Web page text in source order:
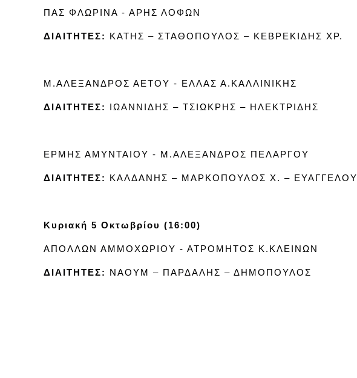
ΠΑΣ ΦΛΩΡΙΝΑ - ΑΡΗΣ ΛΟΦΩΝ
ΔΙΑΙΤΗΤΕΣ: ΚΑΤΗΣ – ΣΤΑΘΟΠΟΥΛΟΣ – ΚΕΒΡΕΚΙΔΗΣ ΧΡ.
Μ.ΑΛΕΞΑΝΔΡΟΣ ΑΕΤΟΥ - ΕΛΛΑΣ Α.ΚΑΛΛΙΝΙΚΗΣ
ΔΙΑΙΤΗΤΕΣ: ΙΩΑΝΝΙΔΗΣ – ΤΣΙΩΚΡΗΣ – ΗΛΕΚΤΡΙΔΗΣ
ΕΡΜΗΣ ΑΜΥΝΤΑΙΟΥ - Μ.ΑΛΕΞΑΝΔΡΟΣ ΠΕΛΑΡΓΟΥ
ΔΙΑΙΤΗΤΕΣ: ΚΑΛΔΑΝΗΣ – ΜΑΡΚΟΠΟΥΛΟΣ Χ. – ΕΥΑΓΓΕΛΟΥ
Κυριακή 5 Οκτωβρίου (16:00)
ΑΠΟΛΛΩΝ ΑΜΜΟΧΩΡΙΟΥ - ΑΤΡΟΜΗΤΟΣ Κ.ΚΛΕΙΝΩΝ
ΔΙΑΙΤΗΤΕΣ: ΝΑΟΥΜ – ΠΑΡΔΑΛΗΣ – ΔΗΜΟΠΟΥΛΟΣ